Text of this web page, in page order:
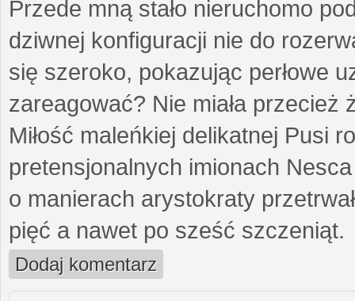
Przede mną stało nieruchomo
dziwnej konfiguracji nie do
się szeroko, pokazując perłowe
zareagować? Nie miała przecież
Miłość maleńkiej delikatnej Pusi
pretensjonalnych imionach
o manierach arystokraty
pięć a nawet po sześć szczeniąt.
Dodaj komentarz